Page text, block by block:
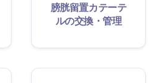
膀胱留置カテーテ
ルの交換・管理